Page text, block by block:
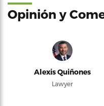
Opinión y
Alexis Quiñones
Lawyer